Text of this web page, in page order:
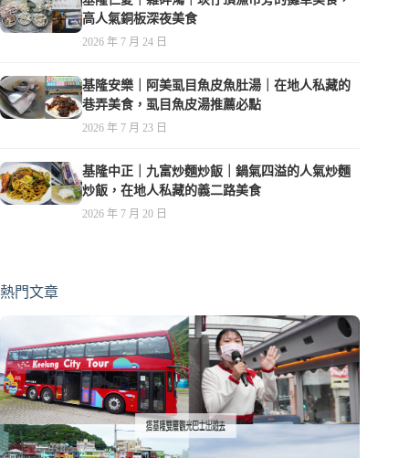
高人氣銅板深夜美食
2026 年 7 月 24 日
基隆安樂｜阿美虱目魚皮魚肚湯｜在地人私藏的
巷弄美食，虱目魚皮湯推薦必點
2026 年 7 月 23 日
基隆中正｜九富炒麵炒飯｜鍋氣四溢的人氣炒麵
炒飯，在地人私藏的義二路美食
2026 年 7 月 20 日
熱門文章